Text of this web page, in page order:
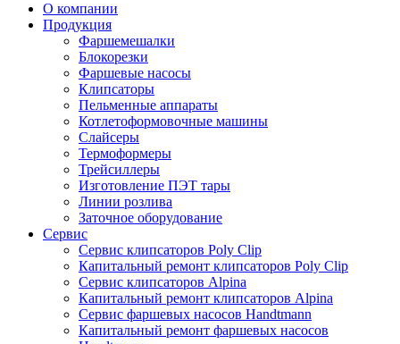
О компании
Продукция
Фаршемешалки
Блокорезки
Фаршевые насосы
Клипсаторы
Пельменные аппараты
Котлетоформовочные машины
Слайсеры
Термоформеры
Трейсиллеры
Изготовление ПЭТ тары
Линии розлива
Заточное оборудование
Сервис
Сервис клипсаторов Poly Clip
Капитальный ремонт клипсаторов Poly Clip
Сервис клипсаторов Alpina
Капитальный ремонт клипсаторов Alpina
Сервис фаршевых насосов Handtmann
Капитальный ремонт фаршевых насосов